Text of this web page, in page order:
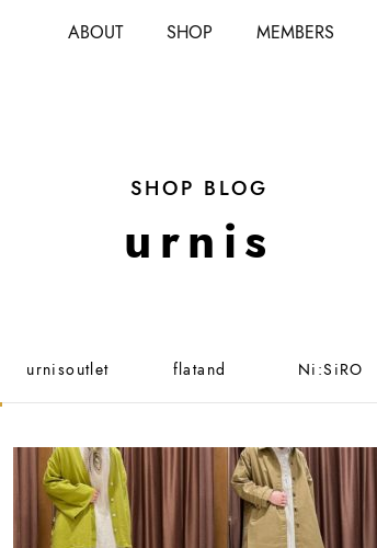
ABOUT SHOP MEMBERS
SHOP BLOG
urnis
urnisoutlet flatand Ni:SiRO